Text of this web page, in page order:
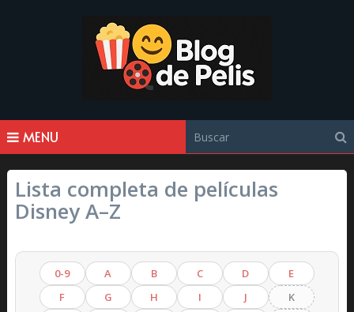
MENU
Lista completa de películas
Disney A–Z
0-9 A B C D
E
F
G H I J
K